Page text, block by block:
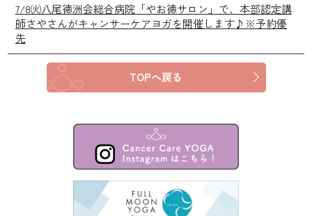
7/8㈫八尾徳洲会総合病院「やお徳サロン」で、本部認定講
師さやさんがキャンサーケアヨガを開催します♪※予約優
先
TOPへ戻る